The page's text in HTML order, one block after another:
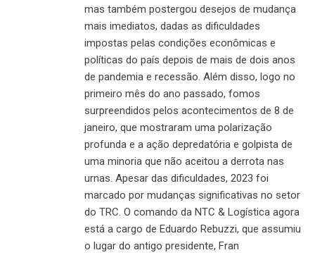
mas também postergou desejos de mudança
mais imediatos, dadas as dificuldades
impostas pelas condições econômicas e
políticas do país depois de mais de dois anos
de pandemia e recessão. Além disso, logo no
primeiro mês do ano passado, fomos
surpreendidos pelos acontecimentos de 8 de
janeiro, que mostraram uma polarização
profunda e a ação depredatória e golpista de
uma minoria que não aceitou a derrota nas
urnas. Apesar das dificuldades, 2023 foi
marcado por mudanças significativas no setor
do TRC. O comando da NTC & Logística agora
está a cargo de Eduardo Rebuzzi, que assumiu
o lugar do antigo presidente, Fran